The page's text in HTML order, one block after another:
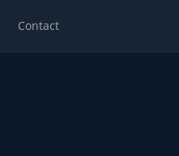
Contact